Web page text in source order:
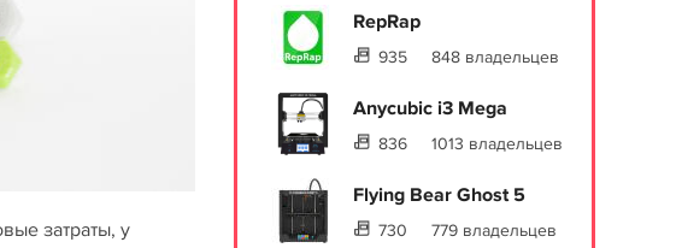
затраты, у
RepRap
935 848 владельцев
Anycubic i3 Mega
836 1013 владельцев
Flying Bear Ghost 5
730 779 владельцев